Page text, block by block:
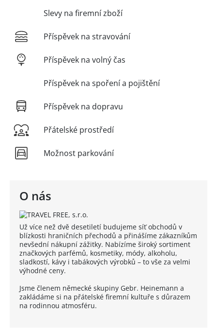
O nás
Už více než dvě desetiletí budujeme síť obchodů v
blízkosti hraničních přechodů a přinášíme zákazníkům
nevšední nákupní zážitky. Nabízíme široký sortiment
značkových parfémů, kosmetiky, módy, alkoholu,
sladkostí, kávy i tabákových výrobků – to vše za velmi
výhodné ceny.
Jsme členem německé skupiny Gebr. Heinemann a
zakládáme si na přátelské firemní kultuře s důrazem
na rodinnou atmosféru.
Slevy na firemní zboží
Příspěvek na stravování
Příspěvek na volný čas
Příspěvek na spoření a pojištění
Příspěvek na dopravu
Přátelské prostředí
Možnost parkování